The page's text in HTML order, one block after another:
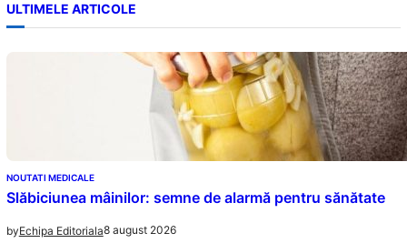
ULTIMELE ARTICOLE
NOUTATI MEDICALE
Slăbiciunea mâinilor: semne de alarmă pentru sănătate
byEchipa Editoriala8 august 2026